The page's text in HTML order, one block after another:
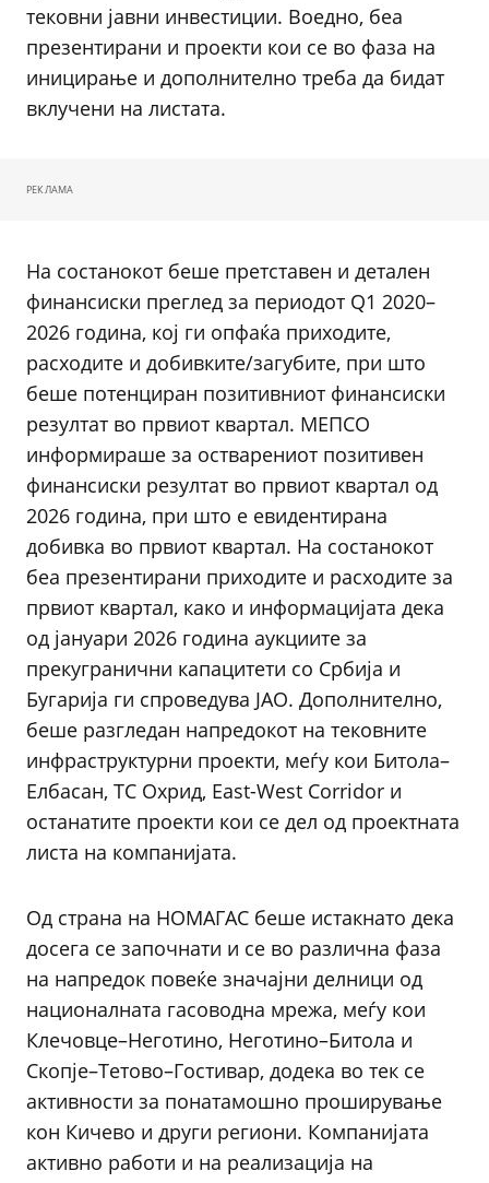
тековни јавни инвестиции. Воедно, беа
презентирани и проекти кои се во фаза на
иницирање и дополнително треба да бидат
вклучени на листата.
РЕКЛАМА
На состанокот беше претставен и детален
финансиски преглед за периодот Q1 2020–
2026 година, кој ги опфаќа приходите,
расходите и добивките/загубите, при што
беше потенциран позитивниот финансиски
резултат во првиот квартал. МЕПСО
информираше за остварениот позитивен
финансиски резултат во првиот квартал од
2026 година, при што е евидентирана
добивка во првиот квартал. На состанокот
беа презентирани приходите и расходите за
првиот квартал, како и информацијата дека
од јануари 2026 година аукциите за
прекугранични капацитети со Србија и
Бугарија ги спроведува JAO. Дополнително,
беше разгледан напредокот на тековните
инфраструктурни проекти, меѓу кои Битола–
Елбасан, ТС Охрид, East-West Corridor и
останатите проекти кои се дел од проектната
листа на компанијата.
Од страна на НОМАГАС беше истакнато дека
досега се започнати и се во различна фаза
на напредок повеќе значајни делници од
националната гасоводна мрежа, меѓу кои
Клечовце–Неготино, Неготино–Битола и
Скопје–Тетово–Гостивар, додека во тек се
активности за понатамошно проширување
кон Кичево и други региони. Компанијата
активно работи и на реализација на